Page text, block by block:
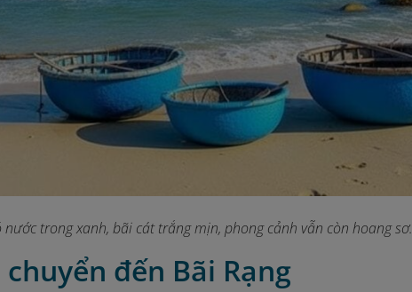
nước trong xanh, bãi cát trắng mịn, phong cảnh vẫn còn hoang sơ.
đến Bãi Rạng